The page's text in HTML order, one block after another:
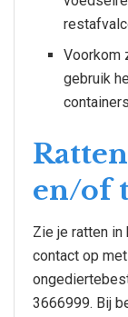
Voorkom
gebruik
en/of
Zie je ratten
contact op
3666999. Bij